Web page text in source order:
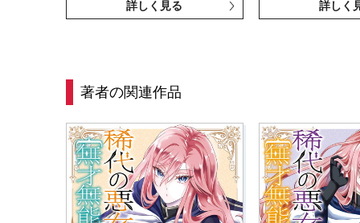
詳しく見る 詳しく
著者の関連作品